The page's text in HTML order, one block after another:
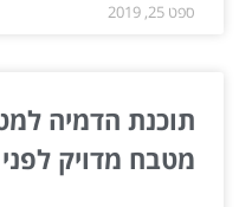
ספט 25, 2019
תוכנת הדמיה
מטבח מדויק